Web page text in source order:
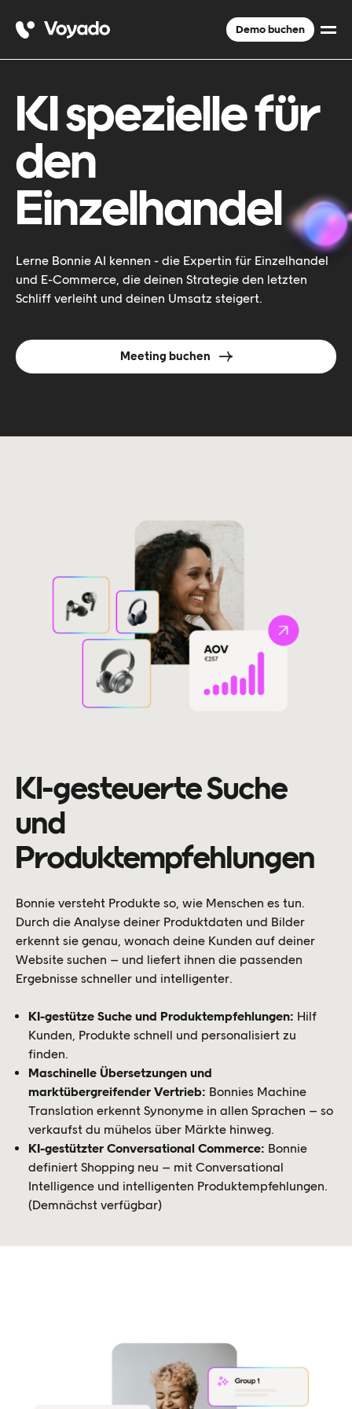
Demo buchen
KI spezielle für
den
Einzelhandel
Lerne Bonnie AI kennen - die Expertin für Einzelhandel
und E-Commerce, die deinen Strategie den letzten
Schliff verleiht und deinen Umsatz steigert.
Meeting buchen
KI-gesteuerte Suche
und
Produktempfehlungen
Bonnie versteht Produkte so, wie Menschen es tun.
Durch die Analyse deiner Produktdaten und Bilder
erkennt sie genau, wonach deine Kunden auf deiner
Website suchen – und liefert ihnen die passenden
Ergebnisse schneller und intelligenter.
KI-gestütze Suche und Produktempfehlungen: Hilf
Kunden, Produkte schnell und personalisiert zu
finden.
Maschinelle Übersetzungen und
marktübergreifender Vertrieb: Bonnies Machine
Translation erkennt Synonyme in allen Sprachen – so
verkaufst du mühelos über Märkte hinweg.
KI-gestützter Conversational Commerce: Bonnie
definiert Shopping neu – mit Conversational
Intelligence und intelligenten Produktempfehlungen.
(Demnächst verfügbar)